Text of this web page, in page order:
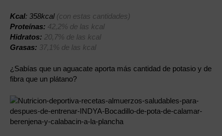
Kcal: 358kcal (con estas cantidades)
Proteínas: 42,2% de las kcal
Hidratos: 20,7% de las kcal
Grasas: 37,1% de las kcal
¿Sabías que un aguacate aporta más cantidad de potasio y de
fibra que un plátano?